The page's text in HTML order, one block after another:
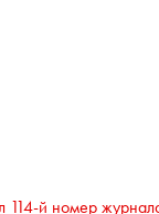
114-й номер